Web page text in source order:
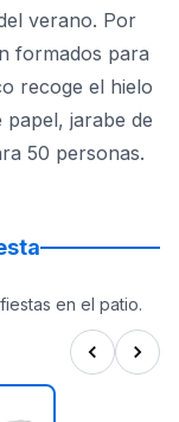
verano. Por
formados para
recoge el hielo
papel, jarabe de
50 personas.
en el patio.